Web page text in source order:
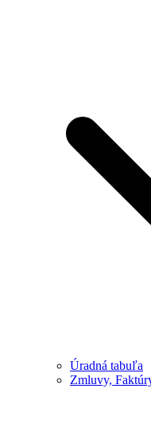
Úradná tabuľa
Zmluvy,